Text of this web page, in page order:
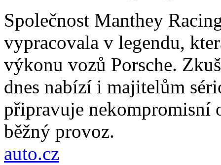
Společnost Manthey
vypracovala v legendu,
výkonu vozů Porsche.
dnes nabízí i majitelům
připravuje nekompromisní
běžný provoz.
auto.cz